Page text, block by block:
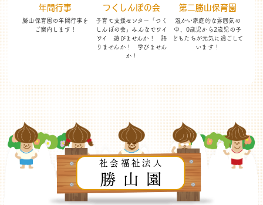
年間行事
勝山保育園の年間行事を
ご案内します！
つくしんぼの会
子育て支援センター「つく
しんぼの会」 みんなでワイ
ワイ 遊びませんか！
語
りませんか！ 学びません
か！
第二勝山保育園
温かい家庭的な雰囲気の
中、 0歳児から2歳児の子
どもたちが元気に過ごして
います！
社会福祉法人
勝山園